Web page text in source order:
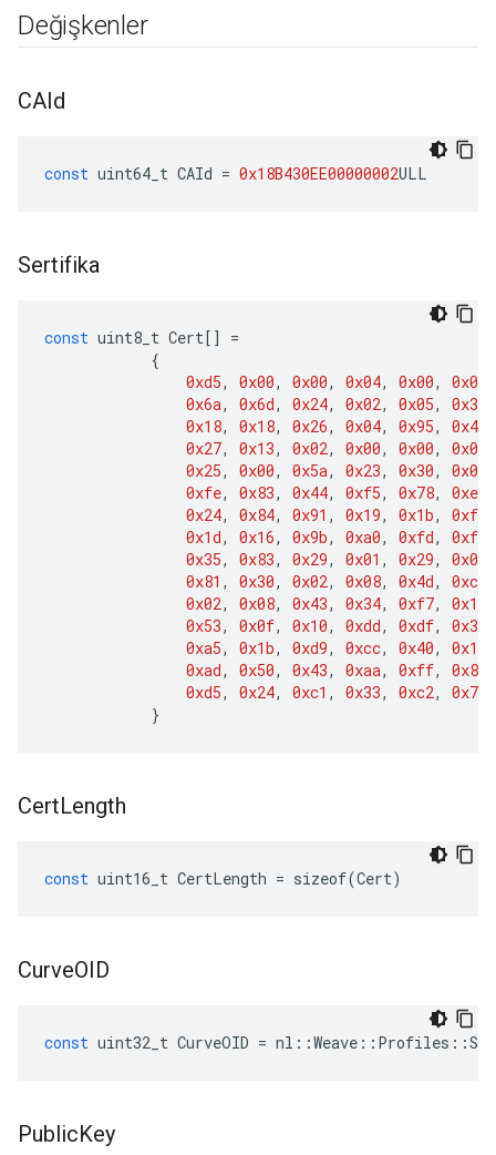
Değişkenler
CAId
const uint64_t CAId = 0x18B430EE00000002ULL
Sertifika
const uint8_t Cert[]
=
{
0xd5, 0x00, 0x00, 0x04, 0x00, 0x01
0x6a, 0x6d, 0x24, 0x02, 0x05, 0x37
0x18, 0x18, 0x26, 0x04, 0x95, 0x49
0x27, 0x13, 0x02, 0x00, 0x00, 0x00
0x25, 0x00, 0x5a, 0x23, 0x30, 0x0a
0xfe, 0x83, 0x44, 0xf5, 0x78, 0xec
0x24, 0x84, 0x91 , 0x19, 0x1b, 0xf8
0x1d, 0x16, 0x9b, 0xa0, 0xfd, 0xf7
0x35, 0x83, 0x29, 0x01 , 0x29, 0x02
0x81 , 0x30, 0x02, 0x08, 0x4d, 0xc1
0x02, 0x08, 0x43, 0x34, 0xf7, 0x12
0x53, 0x0f, 0x10, 0xdd, 0xdf, 0x37
0xa5, 0x1b, 0xd9, 0xcc, 0x40, 0x1d
0xad, 0x50, 0x43, 0xaa, 0xff, 0x88
0xd5, 0x24, 0xc1 , 0x33, 0xc2, 0x75
}
CertLength
const uint16_t CertLength = sizeof(Cert)
CurveOID
const uint32_t CurveOID = nl ::Weave :: Profiles ::
PublicKey